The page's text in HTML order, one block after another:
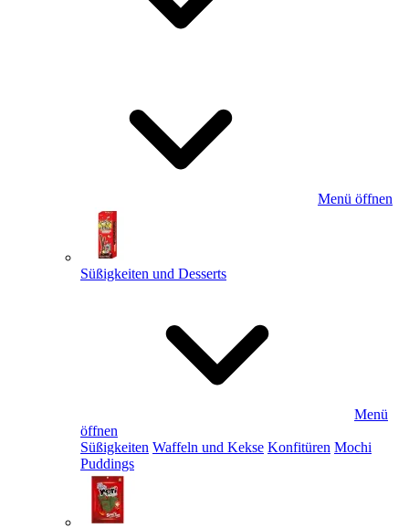
Menü öffnen
Süßigkeiten und Desserts
Menü
öffnen
Süßigkeiten Waffeln und Kekse Konfitüren Mochi
Puddings